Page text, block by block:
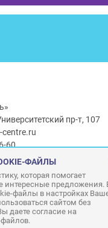
пр-т, 107
centre.ru
60
с 10:00 до 22:00
м Ашан:с 08:00 до 23:00
мЛемана ПРО:с 08:00 до
ТРЦ «Акварель»
ФАЙЛЫ
которая помогает
интересные предложения.
файлы в настройках
сайтом без
даете согласие на